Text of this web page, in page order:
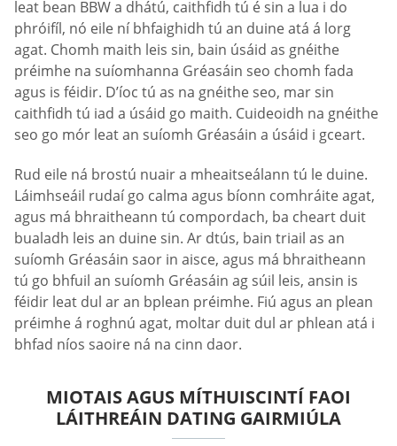
leat bean BBW a dhátú, caithfidh tú é sin a lua i do
phróifíl, nó eile ní bhfaighidh tú an duine atá á lorg
agat. Chomh maith leis sin, bain úsáid as gnéithe
préimhe na suíomhanna Gréasáin seo chomh fada
agus is féidir. D’íoc tú as na gnéithe seo, mar sin
caithfidh tú iad a úsáid go maith. Cuideoidh na gnéithe
seo go mór leat an suíomh Gréasáin a úsáid i gceart.
Rud eile ná brostú nuair a mheaitseálann tú le duine.
Láimhseáil rudaí go calma agus bíonn comhráite agat,
agus má bhraitheann tú compordach, ba cheart duit
bualadh leis an duine sin. Ar dtús, bain triail as an
suíomh Gréasáin saor in aisce, agus má bhraitheann
tú go bhfuil an suíomh Gréasáin ag súil leis, ansin is
féidir leat dul ar an bplean préimhe. Fiú agus an plean
préimhe á roghnú agat, moltar duit dul ar phlean atá i
bhfad níos saoire ná na cinn daor.
MIOTAIS AGUS MÍTHUISCINTÍ FAOI
LÁITHREÁIN DATING GAIRMIÚLA